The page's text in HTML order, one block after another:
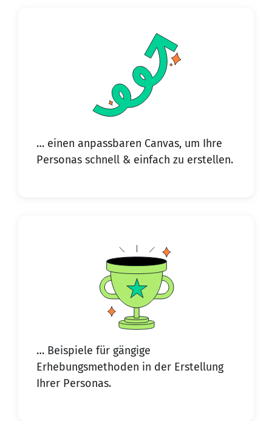
… einen anpassbaren Canvas, um Ihre
Personas schnell & einfach zu erstellen.
… Beispiele für gängige
Erhebungsmethoden in der Erstellung
Ihrer Personas.